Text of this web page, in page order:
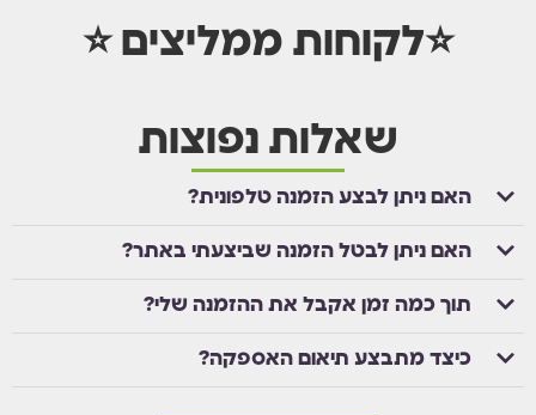
⭐לקוחות ממליצים ⭐
שאלות נפוצות
האם ניתן לבצע הזמנה טלפונית?
האם ניתן לבטל הזמנה שביצעתי באתר?
תוך כמה זמן אקבל את ההזמנה שלי?
כיצד מתבצע תיאום האספקה?